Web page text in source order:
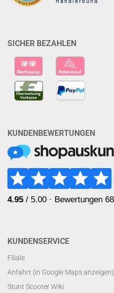
SICHER BEZAHLEN
KUNDENBEWERTUNGEN
KUNDENSERVICE
Filiale
Anfahrt (in Google Maps anzeigen)
Stunt Scooter Wiki